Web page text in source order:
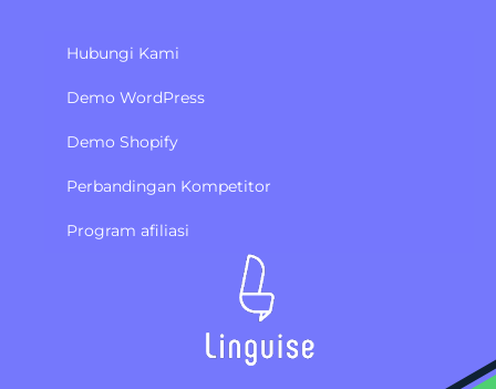
Hubungi Kami
Demo WordPress
Demo Shopify
Perbandingan Kompetitor
Program afiliasi